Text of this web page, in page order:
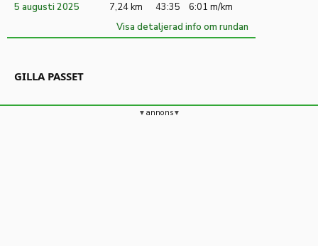
5 augusti 2025
7,24 km 43:35
6:01 m/km
Visa detaljerad info om rundan
GILLA PASSET
annons